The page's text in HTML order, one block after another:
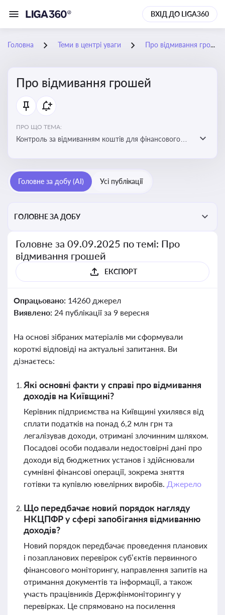
ВХІД ДО LIGA360
Головна Теми в центрі уваги Про відмивання грошей
Про відмивання грошей
ПРО ЩО ТЕМА:
Контроль за відмиванням коштів для фінансового
сплати податків. Вбудовування AML у договори та
Головне за добу (AI) Усі публікації
ГОЛОВНЕ ЗА ДОБУ
Головне за 09.09.2025 по темі: Про
відмивання грошей
ЕКСПОРТ
Опрацьовано: 14260 джерел
Виявлено: 24 публікації за 9 вересня
На основі зібраних матеріалів ми сформували
короткі відповіді на актуальні запитання. Ви
дізнаєтесь:
Які основні факти у справі про відмивання
доходів на Київщині?
Керівник підприємства на Київщині ухилявся від
сплати податків на понад 6,2 млн грн та
легалізував доходи, отримані злочинним шляхом.
Посадові особи подавали недостовірні дані про
доходи від бюджетних установ і здійснювали
сумнівні фінансові операції, зокрема зняття
готівки та купівлю ювелірних виробів. Джерело
Що передбачає новий порядок нагляду
НКЦПФР у сфері запобігання відмиванню
доходів?
Новий порядок передбачає проведення планових
і позапланових перевірок суб’єктів первинного
фінансового моніторингу, направлення запитів на
отримання документів та інформації, а також
участь працівників Держфінмоніторингу у
перевірках. Це спрямовано на посилення